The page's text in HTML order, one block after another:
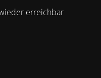
erreichbar